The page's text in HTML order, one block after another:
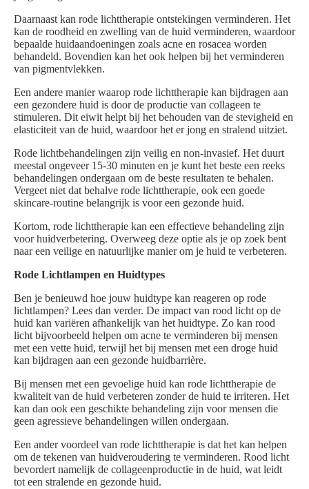
Daarnaast kan rode lichttherapie ontstekingen verminderen. Het
kan de roodheid en zwelling van de huid verminderen, waardoor
bepaalde huidaandoeningen zoals acne en rosacea worden
behandeld. Bovendien kan het ook helpen bij het verminderen
van pigmentvlekken.
Een andere manier waarop rode lichttherapie kan bijdragen aan
een gezondere huid is door de productie van collageen te
stimuleren. Dit eiwit helpt bij het behouden van de stevigheid en
elasticiteit van de huid, waardoor het er jong en stralend uitziet.
Rode lichtbehandelingen zijn veilig en non-invasief. Het duurt
meestal ongeveer 15-30 minuten en je kunt het beste een reeks
behandelingen ondergaan om de beste resultaten te behalen.
Vergeet niet dat behalve rode lichttherapie, ook een goede
skincare-routine belangrijk is voor een gezonde huid.
Kortom, rode lichttherapie kan een effectieve behandeling zijn
voor huidverbetering. Overweeg deze optie als je op zoek bent
naar een veilige en natuurlijke manier om je huid te verbeteren.
Rode Lichtlampen en Huidtypes
Ben je benieuwd hoe jouw huidtype kan reageren op rode
lichtlampen? Lees dan verder. De impact van rood licht op de
huid kan variëren afhankelijk van het huidtype. Zo kan rood
licht bijvoorbeeld helpen om acne te verminderen bij mensen
met een vette huid, terwijl het bij mensen met een droge huid
kan bijdragen aan een gezonde huidbarrière.
Bij mensen met een gevoelige huid kan rode lichttherapie de
kwaliteit van de huid verbeteren zonder de huid te irriteren. Het
kan dan ook een geschikte behandeling zijn voor mensen die
geen agressieve behandelingen willen ondergaan.
Een ander voordeel van rode lichttherapie is dat het kan helpen
om de tekenen van huidveroudering te verminderen. Rood licht
bevordert namelijk de collageenproductie in de huid, wat leidt
tot een stralende en gezonde huid.